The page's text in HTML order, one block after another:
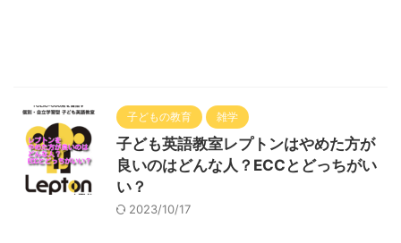
子どもの教育 雑学
子ども英語教室レプトンはやめた方が
良いのはどんな人？ECCとどっちがい
い？
2023/10/17